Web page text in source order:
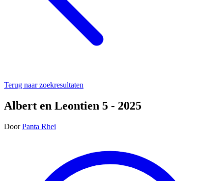
Terug naar zoekresultaten
Albert en Leontien 5 - 2025
Door Panta Rhei